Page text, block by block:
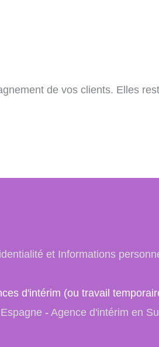
de vos clients. Elles
et Informations
d'intérim (ou travail
- Agence d'intérim en